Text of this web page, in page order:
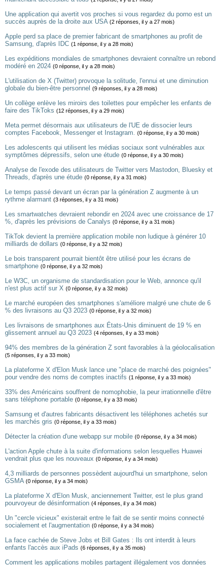
Une application qui avertit vos proches si vous regardez du porno est un
succès auprès de la droite aux USA (2 réponses, il y a 27 mois)
Apple perd sa place de premier fabricant de smartphones au profit de
Samsung, d'après IDC (1 réponse, il y a 28 mois)
Les expéditions mondiales de smartphones devraient connaître un rebond
modéré en 2024 (0 réponse, il y a 28 mois)
L'utilisation de X (Twitter) provoque la solitude, l'ennui et une diminution
globale du bien-être personnel (9 réponses, il y a 28 mois)
Un collège enlève les miroirs des toilettes pour empêcher les enfants de
faire des TikToks (12 réponses, il y a 29 mois)
Meta permet désormais aux utilisateurs de l'UE de dissocier leurs
comptes Facebook, Messenger et Instagram. (0 réponse, il y a 30 mois)
Les adolescents qui utilisent les médias sociaux sont vulnérables aux
symptômes dépressifs, selon une étude (0 réponse, il y a 30 mois)
Analyse de l'exode des utilisateurs de Twitter vers Mastodon, Bluesky et
Threads, d'après une étude (0 réponse, il y a 31 mois)
Le temps passé devant un écran par la génération Z augmente à un
rythme alarmant (3 réponses, il y a 31 mois)
Les smartwatches devraient rebondir en 2024 avec une croissance de 17
%, d'après les prévisions de Canalys (0 réponse, il y a 31 mois)
TikTok devient la première application mobile non ludique à générer 10
milliards de dollars (0 réponse, il y a 32 mois)
Le bois transparent pourrait bientôt être utilisé pour les écrans de
smartphone (0 réponse, il y a 32 mois)
Le W3C, un organisme de standardisation pour le Web, annonce qu'il
n'est plus actif sur X (0 réponse, il y a 32 mois)
Le marché européen des smartphones s'améliore malgré une chute de 6
% des livraisons au Q3 2023 (0 réponse, il y a 32 mois)
Les livraisons de smartphones aux États-Unis diminuent de 19 % en
glissement annuel au Q3 2023 (4 réponses, il y a 33 mois)
94% des membres de la génération Z sont favorables à la géolocalisation
(5 réponses, il y a 33 mois)
La plateforme X d'Elon Musk lance une "place de marché des poignées"
pour vendre des noms de comptes inactifs (1 réponse, il y a 33 mois)
33% des Américains souffrent de nomophobie, la peur irrationnelle d'être
sans téléphone portable (0 réponse, il y a 33 mois)
Samsung et d'autres fabricants désactivent les téléphones achetés sur
les marchés gris (0 réponse, il y a 33 mois)
Détecter la création d'une webapp sur mobile (0 réponse, il y a 34 mois)
L'action Apple chute à la suite d'informations selon lesquelles Huawei
vendrait plus que les nouveaux (0 réponse, il y a 34 mois)
4,3 milliards de personnes possèdent aujourd'hui un smartphone, selon
GSMA (0 réponse, il y a 34 mois)
La plateforme X d'Elon Musk, anciennement Twitter, est le plus grand
pourvoyeur de désinformation (4 réponses, il y a 34 mois)
Un "cercle vicieux" existerait entre le fait de se sentir moins connecté
socialement et l'augmentation (0 réponse, il y a 34 mois)
La face cachée de Steve Jobs et Bill Gates : Ils ont interdit à leurs
enfants l'accès aux iPads (6 réponses, il y a 35 mois)
Comment les applications mobiles partagent illégalement vos données